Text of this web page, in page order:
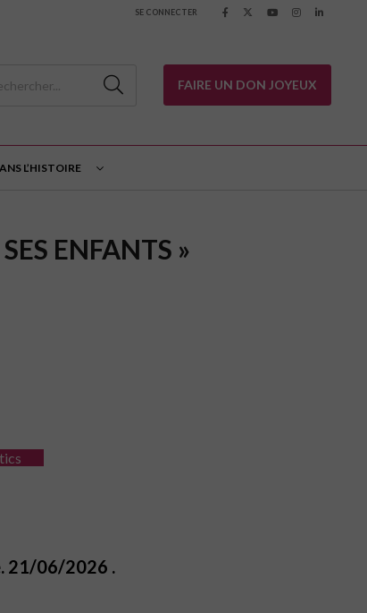
SE CONNECTER
FAIRE UN DON JOYEUX
L’HISTOIRE
ENFANTS »
21/06/2026 .